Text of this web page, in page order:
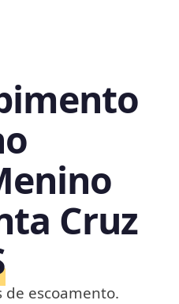
Cruz
de escoamento.